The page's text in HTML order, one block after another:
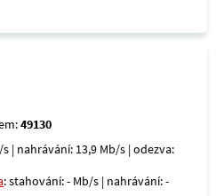
49130
| nahrávání: 13,9 Mb/s | odezva:
: stahování: - Mb/s | nahrávání: -